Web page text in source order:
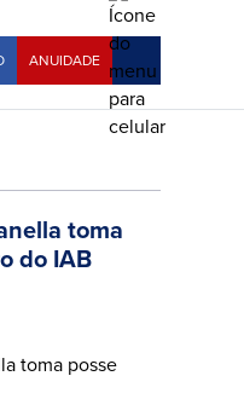
ANUIDADE
toma
do IAB